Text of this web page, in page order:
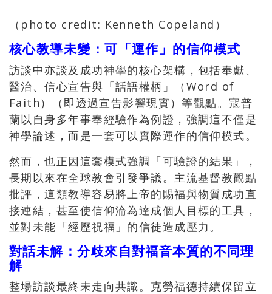
（photo credit: Kenneth Copeland）
核心教導未變：可「運作」的信仰模式
訪談中亦談及成功神學的核心架構，包括奉獻、
醫治、信心宣告與「話語權柄」（Word of
Faith）（即透過宣告影響現實）等觀點。寇普
蘭以自身多年事奉經驗作為例證，強調這不僅是
神學論述，而是一套可以實際運作的信仰模式。
然而，也正因這套模式強調「可驗證的結果」，
長期以來在全球教會引發爭議。主流基督教觀點
批評，這類教導容易將上帝的賜福與物質成功直
接連結，甚至使信仰淪為達成個人目標的工具，
並對未能「經歷祝福」的信徒造成壓力。
對話未解：分歧來自對福音本質的不同理
解
整場訪談最終未走向共識。克勞福德持續保留立